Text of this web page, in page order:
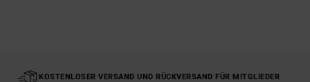
KOSTENLOSER VERSAND UND RÜCKVERSAND FÜR MITGLIEDER